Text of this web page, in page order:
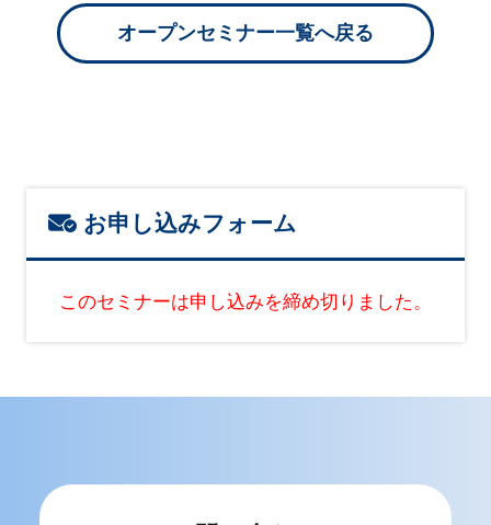
オープンセミナー一覧へ戻る
お申し込みフォーム
このセミナーは申し込みを締め切りました。